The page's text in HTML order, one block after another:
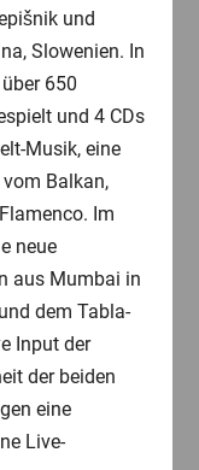
und
Slowenien. In
650
und 4 CDs
Musik, eine
Balkan,
Im
neue
aus Mumbai in
dem Tabla-
Input der
der beiden
eine
Live-